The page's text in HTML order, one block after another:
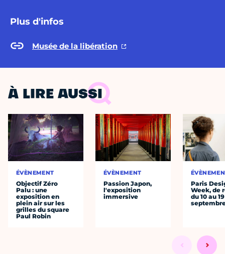
Plus d'infos
Musée de la libération
À LIRE AUSSI
ÉVÈNEMENT
Objectif Zéro
Palu : une
exposition en
plein air sur les
grilles du square
Paul Robin
ÉVÈNEMENT
Passion Japon,
l'exposition
immersive
Paris
Week, de
du 10 au 19